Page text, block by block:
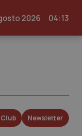
2026 04:13
Club Newsletter